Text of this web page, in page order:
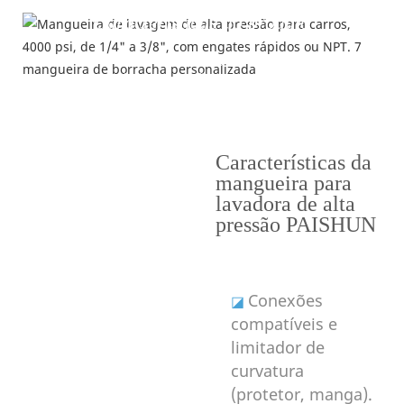
mangueira de borracha personalizada
Características do produto
---Por que escolher a mangueira para lavadora
de alta pressão PAISHUN---
Características da
mangueira para
lavadora de alta
pressão PAISHUN
◪ Conexões
compatíveis e
limitador de
curvatura
(protetor, manga).